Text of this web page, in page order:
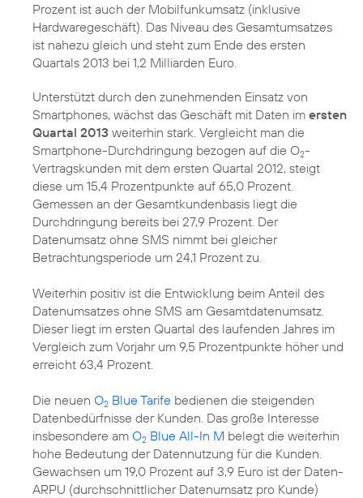
Prozent ist auch der Mobilfunkumsatz (inklusive
Hardwaregeschäft). Das Niveau des Gesamtumsatzes
ist nahezu gleich und steht zum Ende des ersten
Quartals 2013 bei 1,2 Milliarden Euro.
Unterstützt durch den zunehmenden Einsatz von
Smartphones, wächst das Geschäft mit Daten im ersten
Quartal 2013 weiterhin stark. Vergleicht man die
Smartphone-Durchdringung bezogen auf die O2-
Vertragskunden mit dem ersten Quartal 2012, steigt
diese um 15,4 Prozentpunkte auf 65,0 Prozent.
Gemessen an der Gesamtkundenbasis liegt die
Durchdringung bereits bei 27,9 Prozent. Der
Datenumsatz ohne SMS nimmt bei gleicher
Betrachtungsperiode um 24,1 Prozent zu.
Weiterhin positiv ist die Entwicklung beim Anteil des
Datenumsatzes ohne SMS am Gesamtdatenumsatz.
Dieser liegt im ersten Quartal des laufenden Jahres im
Vergleich zum Vorjahr um 9,5 Prozentpunkte höher und
erreicht 63,4 Prozent.
Die neuen O2 Blue Tarife bedienen die steigenden
Datenbedürfnisse der Kunden. Das große Interesse
insbesondere am O2 Blue All-In M belegt die weiterhin
hohe Bedeutung der Datennutzung für die Kunden.
Gewachsen um 19,0 Prozent auf 3,9 Euro ist der Daten-
ARPU (durchschnittlicher Datenumsatz pro Kunde)